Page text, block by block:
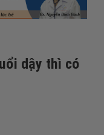
dậy thì có